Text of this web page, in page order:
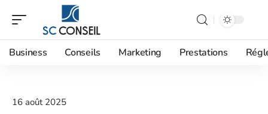
Business Conseils Marketing Prestations
16 août 2025